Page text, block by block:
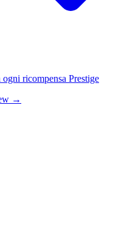
ogni ricompensa Prestige
→